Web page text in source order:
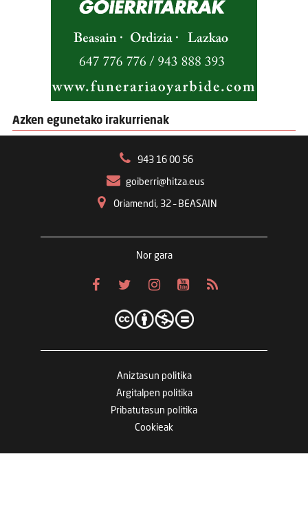
Azken egunetako irakurrienak
943 16 00 56
goiberri@hitza.eus
Oriamendi, 32 – BEASAIN
Nor gara
Aniztasun politika
Argitalpen politika
Pribatutasun politika
Cookieak